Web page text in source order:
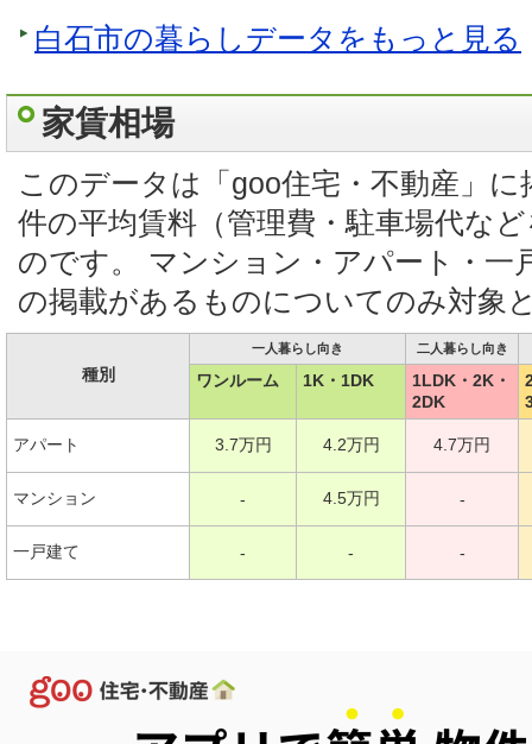
白石市の暮らしデータをもっと見る
家賃相場
このデータは「goo住宅・不動産」
件の平均賃料（管理費・駐車場代な
のです。 マンション・アパート・一
の掲載があるものについてのみ対象
種別
一人暮らし向き 二人暮らし向き
ワンルーム 1K・1DK
1LDK・2K・
2DK
アパート 3.7万円 4.2万円 4.7万円
マンション - 4.5万円 -
一戸建て - - -